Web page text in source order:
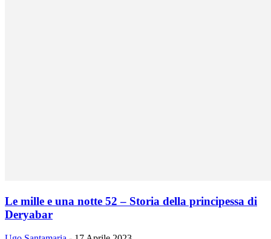
Le mille e una notte 52 – Storia della principessa di
Deryabar